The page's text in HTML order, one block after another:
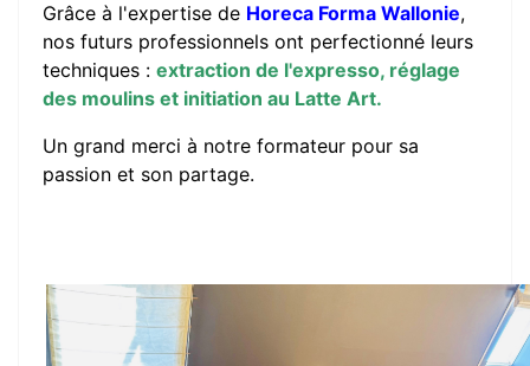
Grâce à l'expertise de Horeca Forma Wallonie,
nos futurs professionnels ont perfectionné leurs
techniques : extraction de l'expresso, réglage
des moulins et initiation au Latte Art.
Un grand merci à notre formateur pour sa
passion et son partage.